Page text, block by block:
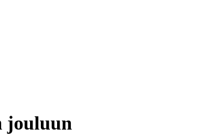
jouluun